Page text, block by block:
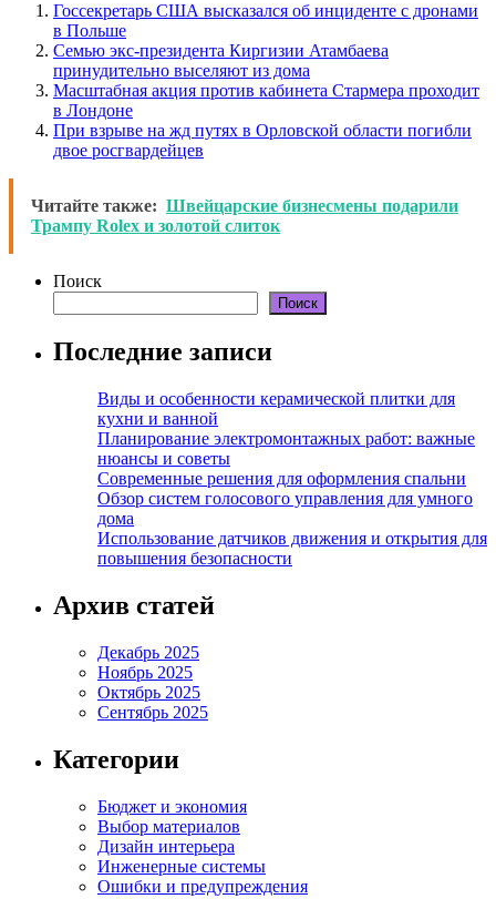
Госсекретарь США высказался об инциденте с дронами
в Польше
Семью экс-президента Киргизии Атамбаева
принудительно выселяют из дома
Масштабная акция против кабинета Стармера проходит
в Лондоне
При взрыве на жд путях в Орловской области погибли
двое росгвардейцев
Читайте также: Швейцарские бизнесмены подарили
Трампу Rolex и золотой слиток
Поиск
Поиск
Последние записи
Виды и особенности керамической плитки для
кухни и ванной
Планирование электромонтажных работ: важные
нюансы и советы
Современные решения для оформления спальни
Обзор систем голосового управления для умного
дома
Использование датчиков движения и открытия для
повышения безопасности
Архив статей
Декабрь 2025
Ноябрь 2025
Октябрь 2025
Сентябрь 2025
Категории
Бюджет и экономия
Выбор материалов
Дизайн интерьера
Инженерные системы
Ошибки и предупреждения